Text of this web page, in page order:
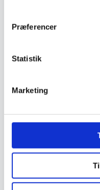
Præferencer
Statistik
Marketing
Luftrenser
Pullert